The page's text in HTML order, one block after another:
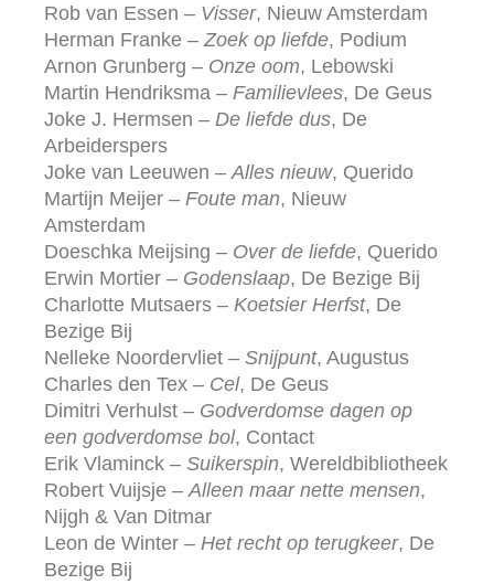
Rob van Essen – Visser, Nieuw Amsterdam
Herman Franke –Zoek op liefde, Podium
Arnon Grunberg – Onze oom, Lebowski
Martin Hendriksma – Familievlees, De Geus
Joke J. Hermsen – De liefde dus, De
Arbeiderspers
Joke van Leeuwen –Alles nieuw, Querido
Martijn Meijer – Foute man, Nieuw
Amsterdam
Doeschka Meijsing – Over de liefde, Querido
Erwin Mortier – Godenslaap, De Bezige Bij
Charlotte Mutsaers – Koetsier Herfst, De
Bezige Bij
Nelleke Noordervliet – Snijpunt, Augustus
Charles den Tex – Cel, De Geus
Dimitri Verhulst – Godverdomse dagen op
een godverdomse bol, Contact
Erik Vlaminck – Suikerspin, Wereldbibliotheek
Robert Vuijsje –Alleen maar nette mensen,
Nijgh & Van Ditmar
Leon de Winter – Het recht op terugkeer, De
Bezige Bij